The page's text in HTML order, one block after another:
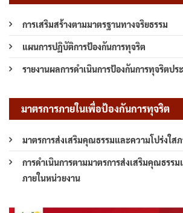
การเสริมสร้างตามมาตรฐานทางจริยธรรม
แผนการปฏิบัติการป้องกันการทุจริต
รายงานผลการดำเนินการป้องกันการทุจริตปร
มาตรการภายในเพื่อป้องกันการทุจริต
มาตรการส่งเสริมคุณธรรมและความโปร่งใส
การดำเนินการตามมาตรการส่งเสริมคุณธรรม
ภายในหน่วยงาน